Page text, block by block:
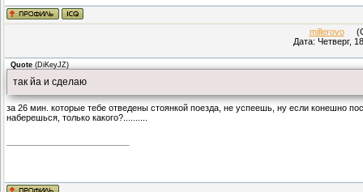
millerovo
Дата: Четверг,
Quote (DiKeyJZ)
так йа и сделаю
за 26 мин. которые тебе отведены стоянкой поезда, не успеешь, ну если
наберешься, только какого?..........